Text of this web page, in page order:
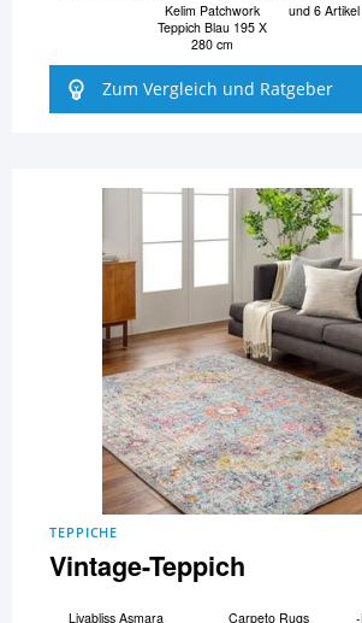
Kelim Patchwork
Teppich Blau 195 X
280 cm
und 6
Zum Vergleich und Ratgeber
TEPPICHE
Vintage-Teppich
Livabliss Asmara
Carpeto Rugs